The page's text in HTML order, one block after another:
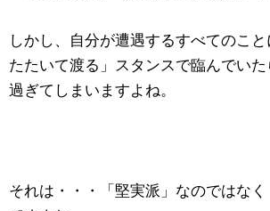
しかし、自分が遭遇するすべてのこ
たたいて渡る」スタンスで臨んでい
過ぎてしまいますよね。
それは・・・「堅実派」なのではなく